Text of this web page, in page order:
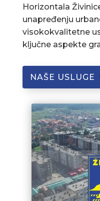
Horizontala
unapređenju
visokokvalitetne
ključne aspekte
NAŠE USLUGE